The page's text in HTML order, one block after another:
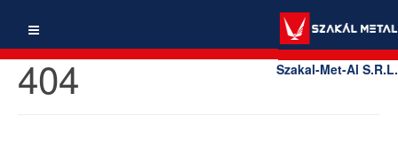
Szakal-Met-Al S.R.L.
404